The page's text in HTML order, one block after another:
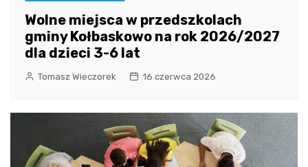
Wolne miejsca w przedszkolach
gminy Kołbaskowo na rok 2026/2027
dla dzieci 3-6 lat
Tomasz Wieczorek 16 czerwca 2026